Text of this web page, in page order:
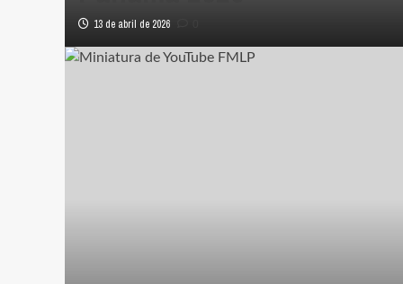
13 de abril de 2026